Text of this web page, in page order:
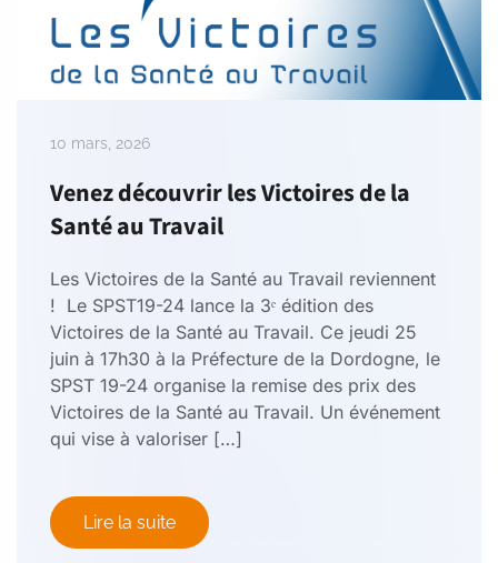
10 mars, 2026
Venez découvrir les Victoires de la
Santé au Travail
Les Victoires de la Santé au Travail reviennent
! Le SPST19-24 lance la 3ᵉ édition des
Victoires de la Santé au Travail. Ce jeudi 25
juin à 17h30 à la Préfecture de la Dordogne, le
SPST 19-24 organise la remise des prix des
Victoires de la Santé au Travail. Un événement
qui vise à valoriser […]
Lire la suite